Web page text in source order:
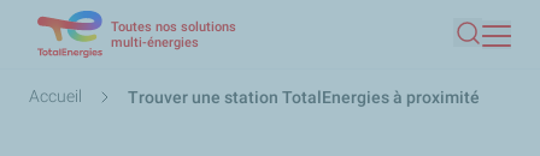
contenu
Toutes nos solutions
multi-énergies
Fil
Accueil Trouver une station TotalEnergies à proximité